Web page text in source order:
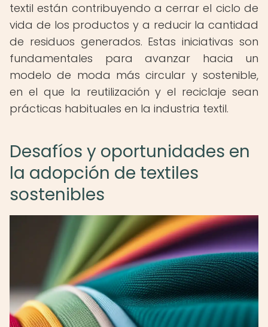
textil están contribuyendo a cerrar el ciclo de
vida de los productos y a reducir la cantidad
de residuos generados. Estas iniciativas son
fundamentales para avanzar hacia un
modelo de moda más circular y sostenible,
en el que la reutilización y el reciclaje sean
prácticas habituales en la industria textil.
Desafíos y oportunidades en
la adopción de textiles
sostenibles